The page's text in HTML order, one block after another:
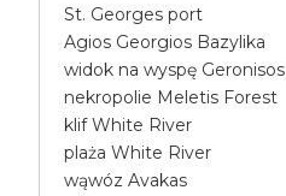
St. Georges port
Agios Georgios Bazylika
widok na wyspę Geronisos
nekropolie Meletis Forest
klif White River
plaża White River
wąwóz Avakas